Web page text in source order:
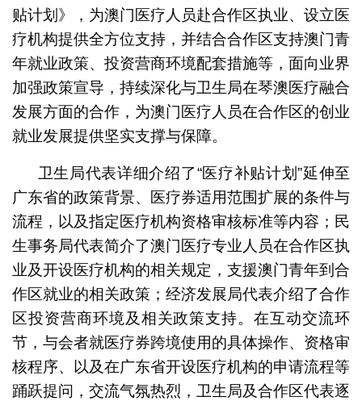
贴计划》，为澳门医疗人员赴合作区执业、设立医
疗机构提供全方位支持，并结合合作区支持澳门青
年就业政策、投资营商环境配套措施等，面向业界
加强政策宣导，持续深化与卫生局在琴澳医疗融合
发展方面的合作，为澳门医疗人员在合作区的创业
就业发展提供坚实支撑与保障。
卫生局代表详细介绍了“医疗补贴计划”延伸至
广东省的政策背景、医疗券适用范围扩展的条件与
流程，以及指定医疗机构资格审核标准等内容；民
生事务局代表简介了澳门医疗专业人员在合作区执
业及开设医疗机构的相关规定，支援澳门青年到合
作区就业的相关政策；经济发展局代表介绍了合作
区投资营商环境及相关政策支持。在互动交流环
节，与会者就医疗券跨境使用的具体操作、资格审
核程序、以及在广东省开设医疗机构的申请流程等
踊跃提问，交流气氛热烈，卫生局及合作区代表逐